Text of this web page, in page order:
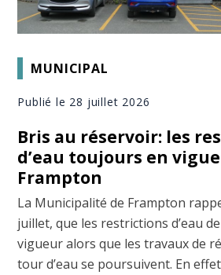
MUNICIPAL
Publié le 28 juillet 2026
Bris au réservoir: les
d’eau toujours en
Frampton
La Municipalité de Frampton
juillet, que les restrictions d’eau
vigueur alors que les travaux de
tour d’eau se poursuivent. En